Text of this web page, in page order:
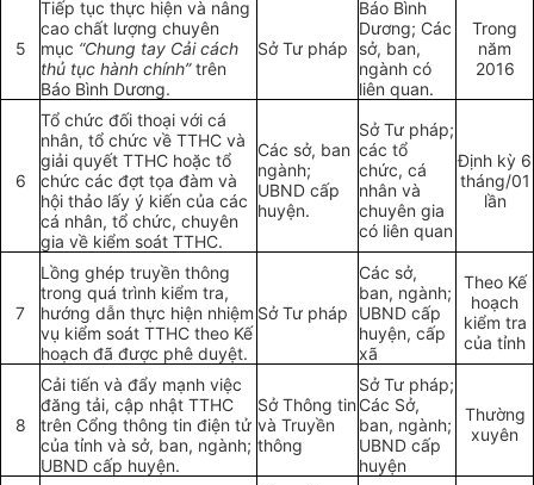
5
Tiếp tục thực hiện và nâng
cao chất lượng chuyên
mục “Chung tay Cải cách
thủ tục hành chính”trên
Báo Bình Dương.
Sở Tư pháp
Báo Bình
Dương; Các
sở, ban,
ngành có
liên quan.
Trong
năm
2016
6
Tổ chức đối thoại với cá
nhân, tổ chức về TTHC và
giải quyết TTHC hoặc tổ
chức các đợt tọa đàm và
hội thảo lấy ý kiến của các
cá nhân, tổ chức, chuyên
gia về kiểm soát TTHC.
Các sở, ban
ngành;
UBND cấp
huyện.
Sở Tư pháp;
các tổ
chức, cá
nhân và
chuyên gia
có liên quan
Định kỳ 6
tháng/01
lần
7
Lồng ghép truyền thông
trong quá trình kiểm tra,
hướng dẫn thực hiện nhiệm
vụ kiểm soát TTHC theo Kế
hoạch đã được phê duyệt.
Sở Tư pháp
Các sở,
ban, ngành;
UBND cấp
huyện, cấp
xã
Theo Kế
hoạch
kiểm tra
của tỉnh
8
Cải tiến và đẩy mạnh việc
đăng tải, cập nhật TTHC
trên Cổng thông tin điện tử
của tỉnh và sở, ban, ngành;
UBND cấp huyện.
Sở Thông tin
và Truyền
thông
Sở Tư pháp;
Các Sở,
ban, ngành;
UBND cấp
huyện
Thường
xuyên